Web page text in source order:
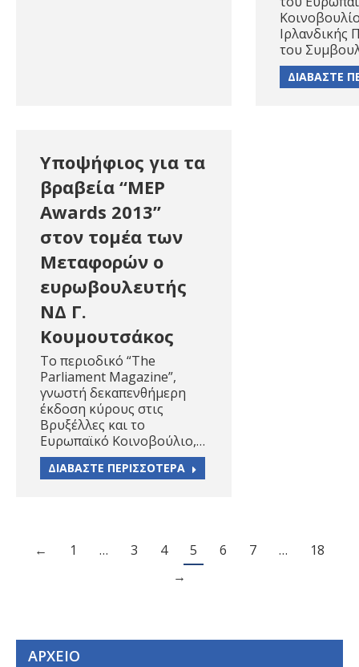
Ιρλανδικής
του
ΔΙΑΒΑΣΤΕ
Υποψήφιος για τα
βραβεία “ΜΕP
Awards 2013”
στον τομέα των
Μεταφορών ο
ευρωβουλευτής
ΝΔ Γ.
Κουμουτσάκος
Το περιοδικό “The
Parliament Magazine”,
γνωστή δεκαπενθήμερη
έκδοση κύρους στις
Βρυξέλλες και το
Ευρωπαϊκό Κοινοβούλιο,…
ΔΙΑΒΑΣΤΕ ΠΕΡΙΣΣΟΤΕΡΑ
← 1 … 3 4 5 6 7 …
18
→
ΑΡΧΕΙΟ